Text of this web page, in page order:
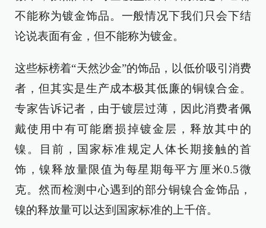
不能称为镀金饰品。一般情况下我们只会下结
论说表面有金，但不能称为镀金。
这些标榜着“天然沙金”的饰品，以低价吸引消费
者，但其实是生产成本极其低廉的铜镍合金。
专家告诉记者，由于镀层过薄，因此消费者佩
戴使用中有可能磨损掉镀金层，释放其中的
镍。目前，国家标准规定人体长期接触的首
饰，镍释放量限值为每星期每平方厘米0.5微
克。然而检测中心遇到的部分铜镍合金饰品，
镍的释放量可以达到国家标准的上千倍。